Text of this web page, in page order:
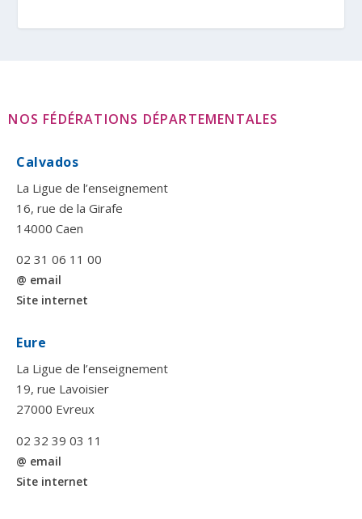
NOS FÉDÉRATIONS DÉPARTEMENTALES
Calvados
La Ligue de l’enseignement
16, rue de la Girafe
14000 Caen
02 31 06 11 00
@ email
Site internet
Eure
La Ligue de l’enseignement
19, rue Lavoisier
27000 Evreux
02 32 39 03 11
@ email
Site internet